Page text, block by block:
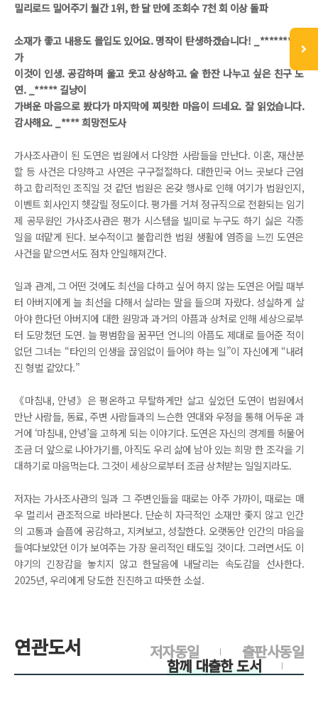
밀리로드 밀어주기 월간 1위, 한 달 만에 조회수 7천 회 이상 돌파
소재가 좋고 내용도 몰입도 있어요. 명작이 탄생하겠습니다! _******* 작
가
이것이 인생. 공감하며 울고 웃고 상상하고. 술 한잔 나누고 싶은 친구 도
연. _***** 길냥이
가벼운 마음으로 봤다가 마지막에 찌릿한 마음이 드네요. 잘 읽었습니다.
감사해요. _**** 희망전도사
가사조사관이 된 도연은 법원에서 다양한 사람들을 만난다. 이혼, 재산분
할 등 사건은 다양하고 사연은 구구절절하다. 대한민국 어느 곳보다 근엄
하고 합리적인 조직일 것 같던 법원은 온갖 행사로 인해 여기가 법원인지,
이벤트 회사인지 헷갈릴 정도이다. 평가를 거쳐 정규직으로 전환되는 임기
제 공무원인 가사조사관은 평가 시스템을 빌미로 누구도 하기 싫은 각종
일을 떠맡게 된다. 보수적이고 불합리한 법원 생활에 염증을 느낀 도연은
사건을 맡으면서도 점차 안일해져간다.
일과 관계, 그 어떤 것에도 최선을 다하고 싶어 하지 않는 도연은 어릴 때부
터 아버지에게 늘 최선을 다해서 살라는 말을 들으며 자랐다. 성실하게 살
아야 한다던 아버지에 대한 원망과 과거의 아픔과 상처로 인해 세상으로부
터 도망쳤던 도연. 늘 평범함을 꿈꾸던 언니의 아픔도 제대로 들어준 적이
없던 그녀는 “타인의 인생을 끊임없이 들어야 하는 일”이 자신에게 “내려
진 형벌 같았다.”
《마침내, 안녕》은 평온하고 무탈하게만 살고 싶었던 도연이 법원에서
만난 사람들, 동료, 주변 사람들과의 느슨한 연대와 우정을 통해 어두운 과
거에 ‘마침내, 안녕’을 고하게 되는 이야기다. 도연은 자신의 경계를 허물어
조금 더 앞으로 나아가기를, 아직도 우리 삶에 남아 있는 희망 한 조각을 기
대하기로 마음먹는다. 그것이 세상으로부터 조금 상처받는 일일지라도.
저자는 가사조사관의 일과 그 주변인들을 때로는 아주 가까이, 때로는 매
우 멀리서 관조적으로 바라본다. 단순히 자극적인 소재만 좇지 않고 인간
의 고통과 슬픔에 공감하고, 지켜보고, 성찰한다. 오랫동안 인간의 마음을
들여다보았던 이가 보여주는 가장 윤리적인 태도일 것이다. 그러면서도 이
야기의 긴장감을 놓치지 않고 한달음에 내달리는 속도감을 선사한다.
2025년, 우리에게 당도한 진진하고 따뜻한 소설.
연관도서 출판사동일
저자동일
함께 대출한 도서